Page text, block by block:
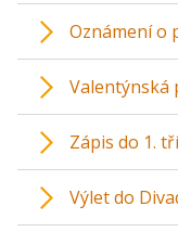
Oznámení o
Valentýnská
Zápis do 1.
Výlet do